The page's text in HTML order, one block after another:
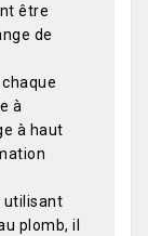
être
de
chaque
à
à haut
utilisant
plomb, il